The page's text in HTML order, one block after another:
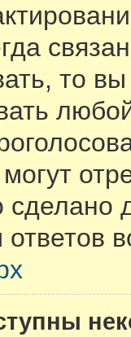
то
сделано